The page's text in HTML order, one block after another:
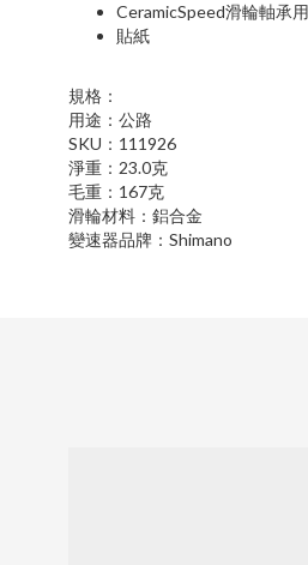
CeramicSpeed滑輪軸承用
貼紙
規格：
用途：公路
SKU ： 111926
淨重： 23.0克
毛重： 167克
滑輪材料：鋁合金
變速器品牌： Shimano